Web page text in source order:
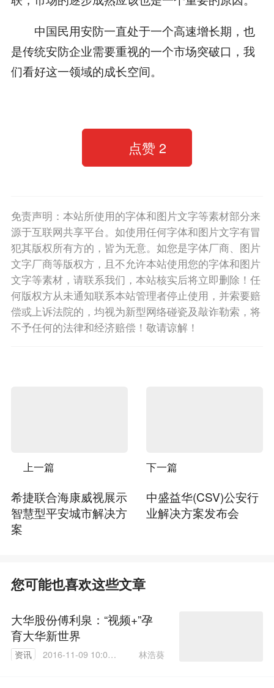
中国民用安防一直处于一个高速增长期，也
是传统安防企业需要重视的一个市场突破口，我
们看好这一领域的成长空间。
点赞 2
免责声明：本站所使用的字体和图片文字等素材部分来
源于互联网共享平台。如使用任何字体和图片文字有冒
犯其版权所有方的，皆为无意。如您是字体厂商、图片
文字厂商等版权方，且不允许本站使用您的字体和图片
文字等素材，请联系我们，本站核实后将立即删除！任
何版权方从未通知联系本站管理者停止使用，并索要赔
偿或上诉法院的，均视为新型网络碰瓷及敲诈勒索，将
不予任何的法律和经济赔偿！敬请谅解！
上一篇
希捷联合海康威视展示
智慧型平安城市解决方
案
下一篇
中盛益华(CSV)公安行
业解决方案发布会
您可能也喜欢这些文章
大华股份傅利泉：“视频+”孕
育大华新世界
资讯
2016-11-09 10:08:
林浩葵